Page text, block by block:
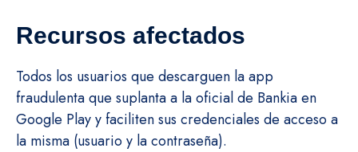
Recursos afectados
Todos los usuarios que descarguen la app
fraudulenta que suplanta a la oficial de Bankia en
Google Play y faciliten sus credenciales de acceso a
la misma (usuario y la contraseña).